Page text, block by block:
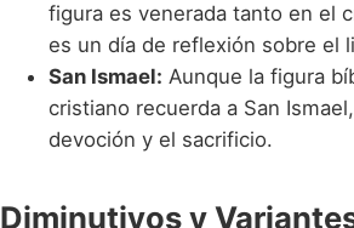
figura es venerada tanto en el
es un día de reflexión sobre el
San Ismael: Aunque la figura
cristiano recuerda a San
devoción y el sacrificio.
Diminutivos y